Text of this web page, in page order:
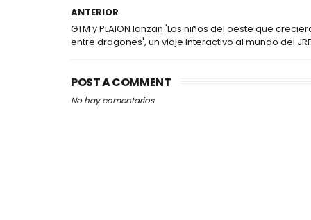
ANTERIOR
GTM y PLAION lanzan 'Los niños del oeste que
entre dragones', un viaje interactivo al mundo del
POST A COMMENT
No hay comentarios